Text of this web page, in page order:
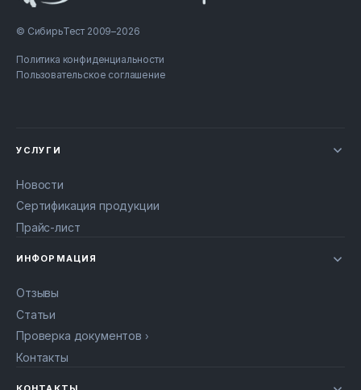
© СибирьТест 2009–2026
Политика конфиденциальности
Пользовательское соглашение
УСЛУГИ
Новости
Сертификация продукции
Прайс-лист
ИНФОРМАЦИЯ
Отзывы
Статьи
Проверка документов
Контакты